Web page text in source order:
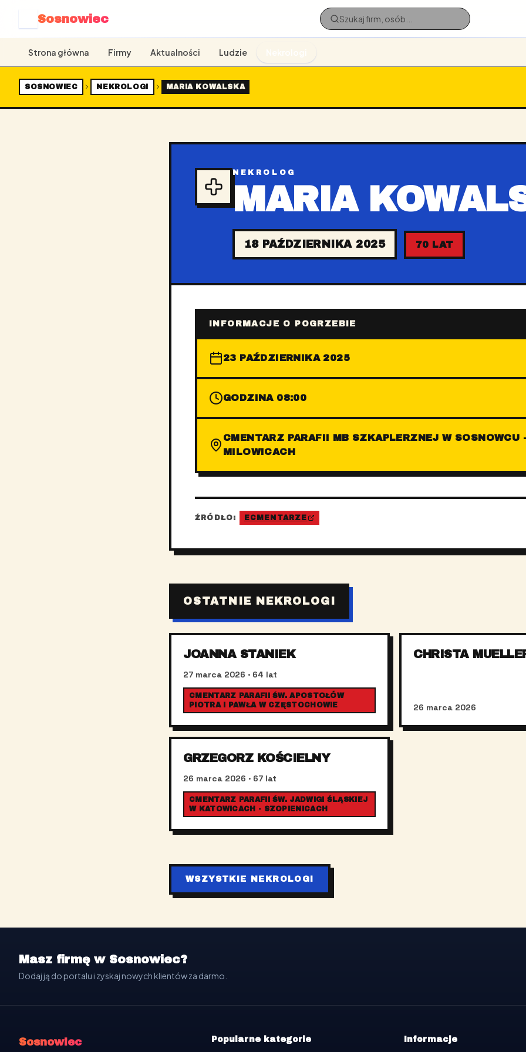
Sosnowiec
Strona główna Firmy Aktualności Ludzie
SOSNOWIEC NEKROLOGI MARIA KOWALSKA
NEKROLOG
MARIA
18 PAŹDZIERNIKA 2025 70 LAT
INFORMACJE O POGRZEBIE
23 PAŹDZIERNIKA 2025
GODZINA 08:00
CMENTARZ PARAFII MB SZKAPLERZNEJ W SOSNOWCU -
MILOWICACH
ŹRÓDŁO: ECMENTARZE
OSTATNIE NEKROLOGI
JOANNA STANIEK
27 marca 2026 · 64 lat
CMENTARZ PARAFII ŚW. APOSTOŁÓW
PIOTRA I PAWŁA W CZĘSTOCHOWIE
CHRISTA
26 marca 2026
GRZEGORZ KOŚCIELNY
26 marca 2026 · 67 lat
CMENTARZ PARAFII ŚW. JADWIGI ŚLĄSKIEJ
W KATOWICACH - SZOPIENICACH
WSZYSTKIE NEKROLOGI
Masz firmę w Sosnowiec?
Dodaj ją do portalu i zyskaj nowych klientów za darmo.
Sosnowiec Popularne kategorie Informacje